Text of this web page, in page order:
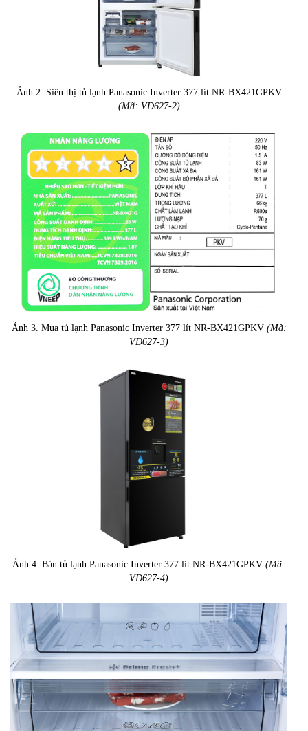
Ảnh 2. Siêu thị tủ lạnh Panasonic Inverter 377 lít NR-BX421GPKV
(Mã: VD627-2)
Ảnh 3. Mua tủ lạnh Panasonic Inverter 377 lít NR-BX421GPKV (Mã:
VD627-3)
Ảnh 4. Bán tủ lạnh Panasonic Inverter 377 lít NR-BX421GPKV (Mã:
VD627-4)